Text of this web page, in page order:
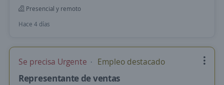
Presencial y remoto
Hace 4 días
Se precisa Urgente Empleo destacado
Representante de ventas